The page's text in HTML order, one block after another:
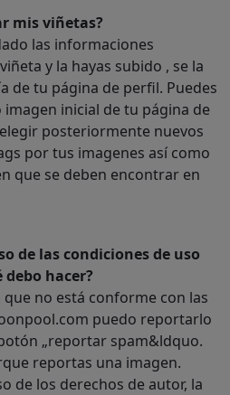
mis viñetas?
las informaciones
y la hayas subido , se la
de tu página de perfil. Puedes
inicial de tu página de
posteriormente nuevos
por tus imagenes así como
que se deben encontrar en
de las condiciones de uso
hacer?
no está conforme con las
puedo reportarlo
„reportar spam&ldquo.
reportas una imagen.
de los derechos de autor, la